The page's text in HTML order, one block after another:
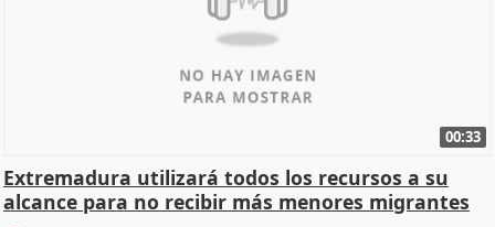
00:33
Extremadura utilizará todos los recursos a su
alcance para no recibir más menores migrantes